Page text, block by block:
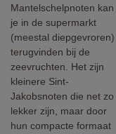
Mantelschelpnoten kan
je in de supermarkt
(meestal diepgevroren)
terugvinden bij de
zeevruchten. Het zijn
kleinere Sint-
Jakobsnoten die net zo
lekker zijn, maar door
hun compacte formaat